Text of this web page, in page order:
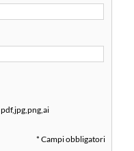
pdf,jpg,png,ai
* Campi obbligatori